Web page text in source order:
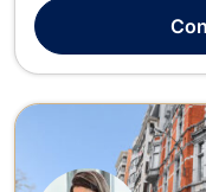
Droit Civil, Droit des
et Responsabilité